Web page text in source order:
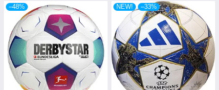
–48% NEW! –33%